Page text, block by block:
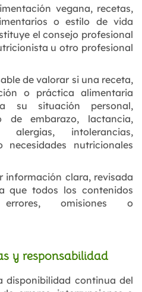
vegana, recetas,
o estilo de vida
el consejo profesional
u otro profesional
de valorar si una receta,
o práctica alimentaria
su situación personal,
de embarazo, lactancia,
alergias, intolerancias,
nutricionales
clara, revisada
que todos los contenidos
omisiones o
y responsabilidad
continua del